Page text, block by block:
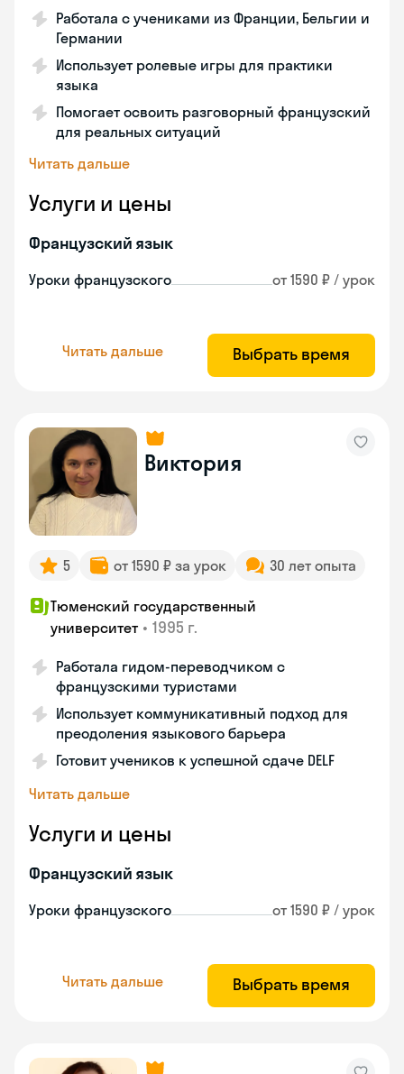
Работала с учениками из Франции, Бельгии и
Германии
Использует ролевые игры для практики
языка
Помогает освоить разговорный французский
для реальных ситуаций
Читать дальше
Услуги и цены
Французский язык
Уроки французского от 1590 ₽ / урок
Читать дальше Выбрать время
Виктория
5 от 1590 ₽ за урок 30 лет опыта
Тюменский государственный
университет • 1995 г.
Работала гидом-переводчиком с
французскими туристами
Использует коммуникативный подход для
преодоления языкового барьера
Готовит учеников к успешной сдаче DELF
Читать дальше
Услуги и цены
Французский язык
Уроки французского от 1590 ₽ / урок
Читать дальше Выбрать время